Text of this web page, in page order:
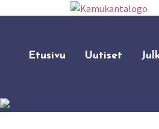
Etusivu Uutiset